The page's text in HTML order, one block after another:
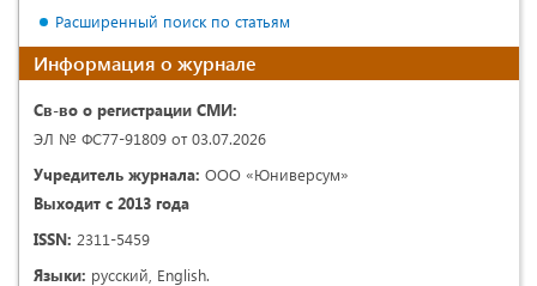
Расширенный поиск по статьям
Информация о журнале
Св-во о регистрации СМИ:
ЭЛ № ФС77-91809 от 03.07.2026
Учредитель журнала: ООО «Юниверсум»
Выходит с 2013 года
ISSN: 2311-5459
Языки: русский, English.